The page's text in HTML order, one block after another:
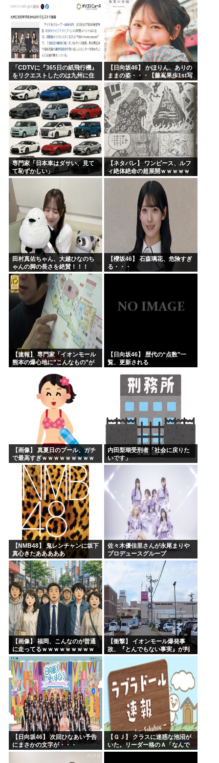
「CDTVに『365日の紙飛行機』
をリクエストしたのは九州に住
む中学生」←この事実って結構
デカいよな【AKB48】
【日向坂46】 かほりん、ありの
ままの姿・・・【藤嶌果歩1st写
真集】
専門家「日本車はダサい、見て
て恥ずかしい」
【ネタバレ】 ワンピース、ルフ
ィ絶体絶命の超展開ｗｗｗｗｗ
ｗｗｗｗｗｗｗｗｗｗｗｗｗｗ
ｗｗｗｗｗｗｗｗｗｗｗｗｗｗ
ｗｗｗｗｗｗｗｗｗｗｗｗ...
田村真佑ちゃん、大越ひなのち
ゃんの脚の長さを絶賛！！！
【乃木坂46】
【櫻坂46】 石森璃花、危険すぎ
る・・・
【速報】 専門家「イオンモール
熊本の爆心地に”こんなもの”が
【日向坂46】 歴代の“点数”一
覧、更新される
【画像】 真夏日のプール、ガチ
で最高すぎｗｗｗｗｗｗｗｗｗ
内田梨瑚受刑者「社会に戻りた
いです」
【NMB48】 鬼レンチャンに坂下
真心きたあああああ
佐々木優佳里さんが永尾まりや
プロデュースグループ
「WASURENA」に加入発表！
現在のグループと兼任へ【元
AKB48ゆかるん・まりやぎ】
【画像】 福岡、こんなのが普通
に走ってるｗｗｗｗｗｗｗｗｗ
ｗｗｗｗｗｗｗ
【衝撃】 イオンモール爆発事
故、『とんでもない事実』が判
明してしまう・・・・・・
【日向坂46】 次回ひなあい予告
にまさかの文字が・・・
【ＧＪ】 クラスに迷惑な池沼が
いた。リーダー格のＡ「なんで
支援学級に入れないんです